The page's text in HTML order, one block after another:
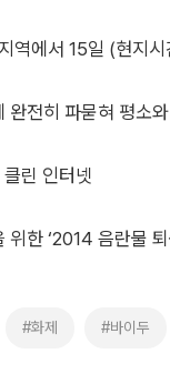
역에서 15일 (현지
완전히 파묻혀 평소
린 인터넷
한 ‘2014 음란물
#화제 #바이두